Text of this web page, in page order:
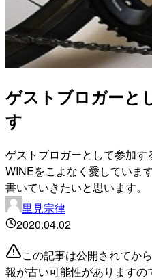
ゲストブロガーと
す
ゲストブロガーとして参加す
WINEをこよなく愛していま
書いていきたいと思います。
里見宗律
2020.04.02
この記事は公開されてか
報が古い可能性がありますの